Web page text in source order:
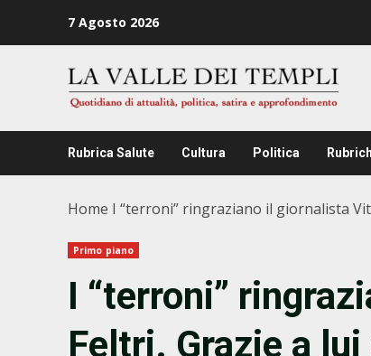
7 Agosto 2026
Rubrica Salute Cultura Politica
Home I “terroni” ringraziano il giornalista
Primo piano
I “terroni”
Feltri. Grazie a